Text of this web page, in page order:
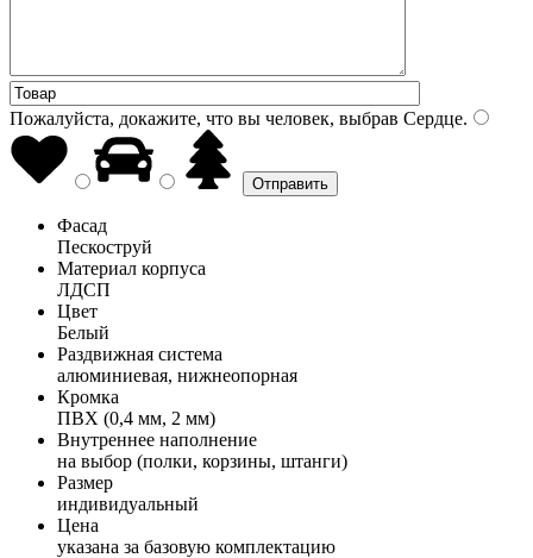
Пожалуйста, докажите, что вы человек, выбрав Сердце.
Фасад
Пескоструй
Материал корпуса
ЛДСП
Цвет
Белый
Раздвижная система
алюминиевая, нижнеопорная
Кромка
ПВХ (0,4 мм, 2 мм)
Внутреннее наполнение
на выбор (полки, корзины, штанги)
Размер
индивидуальный
Цена
указана за базовую комплектацию